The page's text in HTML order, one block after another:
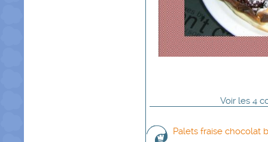
Voir les 4
Palets fraise chocolat